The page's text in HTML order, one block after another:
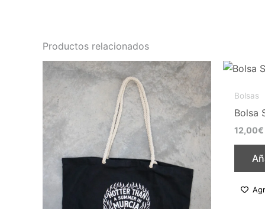
Productos relacionados
Bolsas
Bolsa
12,00€